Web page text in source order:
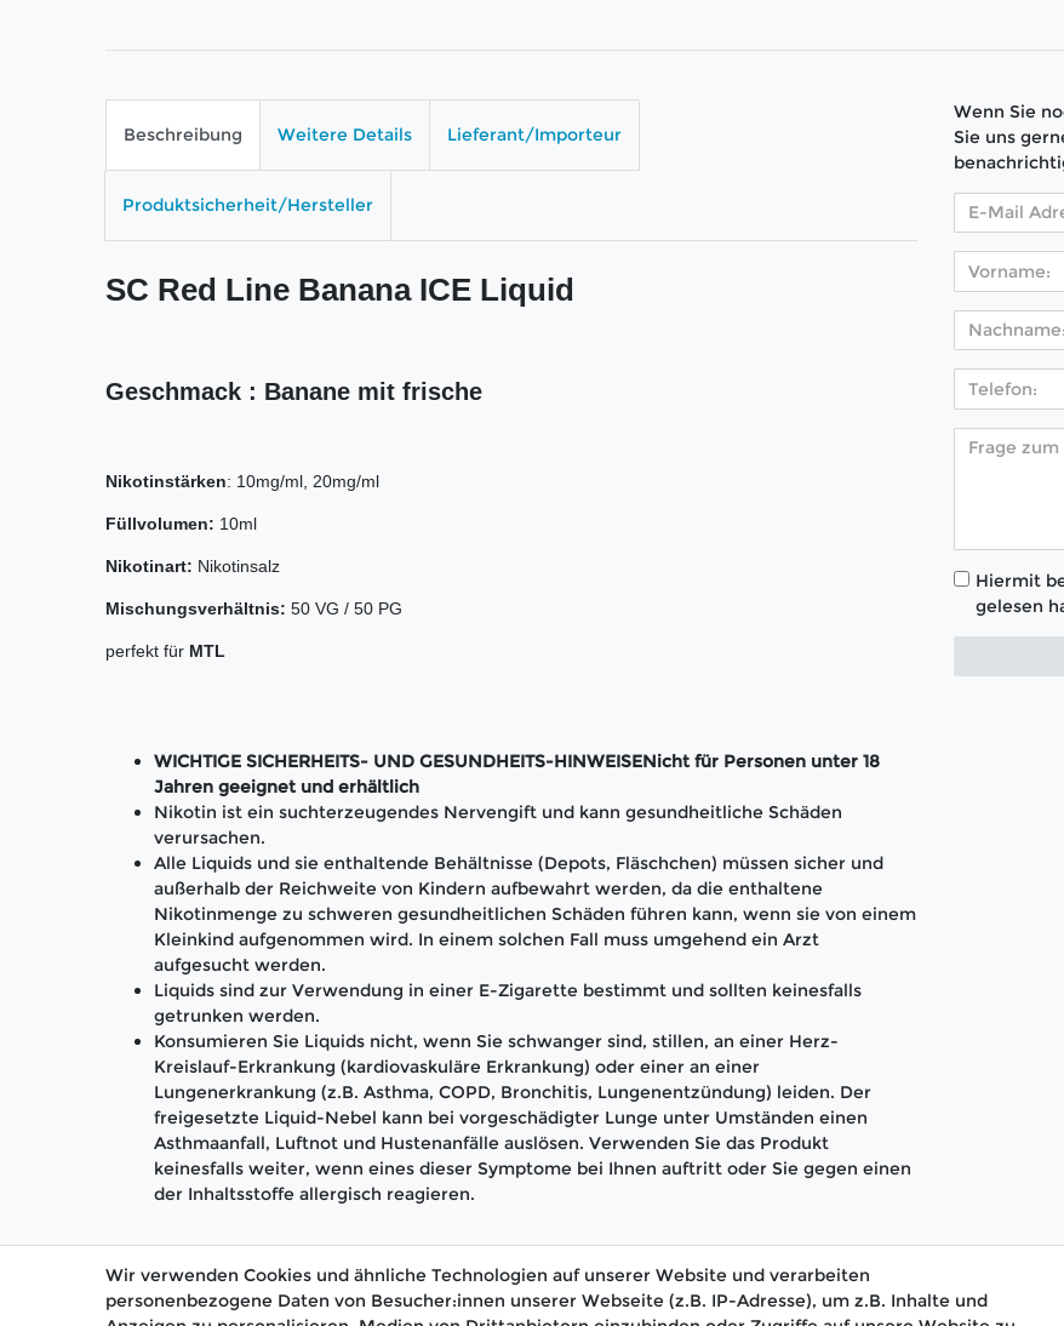
Beschreibung Weitere Details Lieferant/Importeur
Produktsicherheit/Hersteller
SC Red Line Banana ICE Liquid
Geschmack : Banane mit frische
Nikotinstärken: 10mg/ml, 20mg/ml
Füllvolumen: 10ml
Nikotinart: Nikotinsalz
Mischungsverhältnis: 50 VG / 50 PG
perfekt für MTL
WICHTIGE SICHERHEITS- UND GESUNDHEITS-HINWEISENicht für Personen unter 18
Jahren geeignet und erhältlich
Nikotin ist ein suchterzeugendes Nervengift und kann gesundheitliche Schäden
verursachen.
Alle Liquids und sie enthaltende Behältnisse (Depots, Fläschchen) müssen sicher und
außerhalb der Reichweite von Kindern aufbewahrt werden, da die enthaltene
Nikotinmenge zu schweren gesundheitlichen Schäden führen kann, wenn sie von einem
Kleinkind aufgenommen wird. In einem solchen Fall muss umgehend ein Arzt
aufgesucht werden.
Liquids sind zur Verwendung in einer E-Zigarette bestimmt und sollten keinesfalls
getrunken werden.
Konsumieren Sie Liquids nicht, wenn Sie schwanger sind, stillen, an einer Herz-
Kreislauf-Erkrankung (kardiovaskuläre Erkrankung) oder einer an einer
Lungenerkrankung (z.B. Asthma, COPD, Bronchitis, Lungenentzündung) leiden. Der
freigesetzte Liquid-Nebel kann bei vorgeschädigter Lunge unter Umständen einen
Asthmaanfall, Luftnot und Hustenanfälle auslösen. Verwenden Sie das Produkt
keinesfalls weiter, wenn eines dieser Symptome bei Ihnen auftritt oder Sie gegen einen
der Inhaltsstoffe allergisch reagieren.
Wenn Sie
Sie uns
Hiermit
gelesen
Wir verwenden Cookies und ähnliche Technologien auf unserer Website und verarbeiten
personenbezogene Daten von Besucher:innen unserer Webseite (z.B. IP-Adresse), um z.B. Inhalte und